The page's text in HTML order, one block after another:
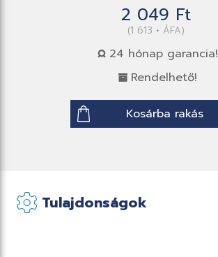
2 049 Ft
(1 613 + ÁFA)
24 hónap garancia!
Rendelhető!
Kosárba rakás
Tulajdonságok